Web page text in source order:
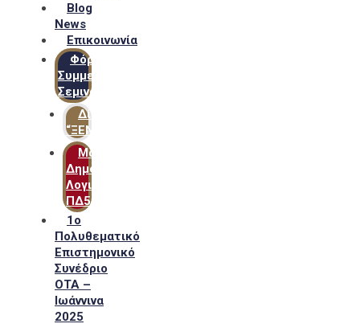
Blog
News
Επικοινωνία
Φόρμα
Συμμετοχής
Σεμιναρίων
Δίκτυο
“ΞΕΝΟΦΩΝ”
Μακροχρόνιο
Δημόσιο
Λογιστικό
ΠΔ54
1ο
Πολυθεματικό
Επιστημονικό
Συνέδριο
ΟΤΑ –
Ιωάννινα
2025